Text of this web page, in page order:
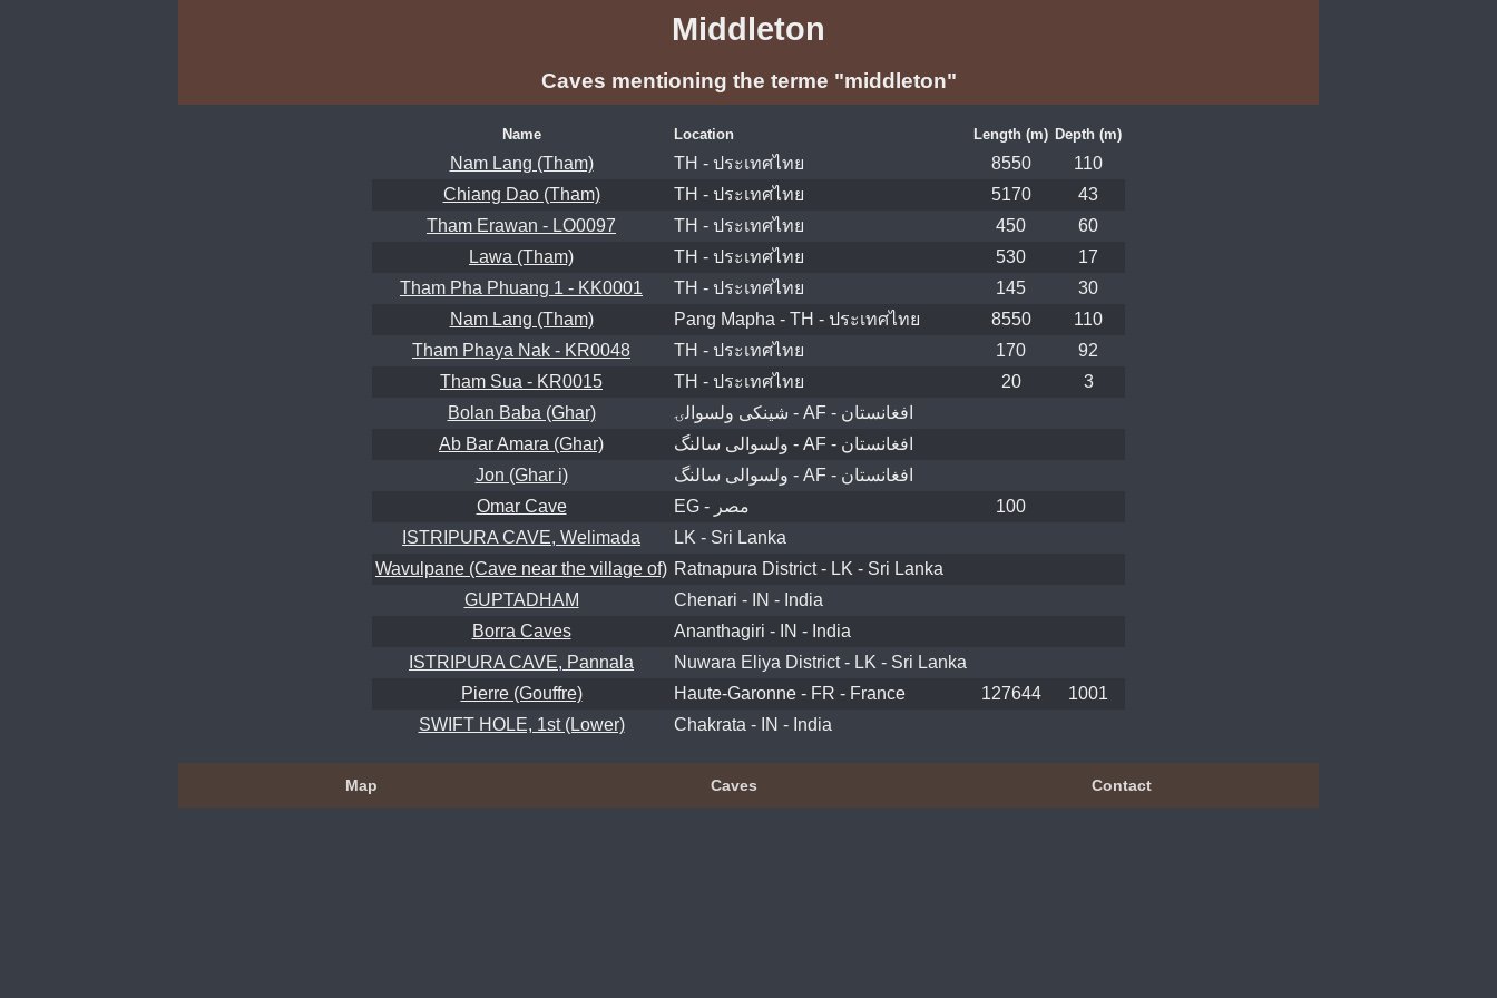
Middleton
Caves mentioning the terme "middleton"
Name Location Length (m) Depth (m)
Nam Lang (Tham) TH - ประเทศไทย 8550
110
Chiang Dao (Tham)
TH - ประเทศไทย 5170
43
Tham Erawan - LO0097
TH - ประเทศไทย 450
60
Lawa (Tham)
TH - ประเทศไทย 530
17
Tham Pha Phuang 1 - KK0001
TH - ประเทศไทย 145
30
Nam Lang (Tham)
Pang Mapha - TH - ประเทศไทย 8550
110
Tham Phaya Nak - KR0048
TH - ประเทศไทย 170
92
Tham Sua - KR0015
TH - ประเทศไทย 20
3
Bolan Baba (Ghar)
شينکی ولسوالۍ - AF - افغانستان
Ab Bar Amara (Ghar)
ولسوالی سالنگ - AF - افغانستان
Jon (Ghar i)
ولسوالی سالنگ - AF - افغانستان
Omar Cave
EG - مصر
100
ISTRIPURA CAVE, Welimada
LK - Sri Lanka
Wavulpane (Cave near the village of) Ratnapura District - LK - Sri Lanka
GUPTADHAM
Chenari - IN - India
Borra Caves
Ananthagiri - IN - India
ISTRIPURA CAVE, Pannala
Nuwara Eliya District - LK - Sri Lanka
Pierre (Gouffre)
Haute-Garonne - FR - France 127644
1001
SWIFT HOLE, 1st (Lower)
Chakrata - IN - India
Map Caves Contact